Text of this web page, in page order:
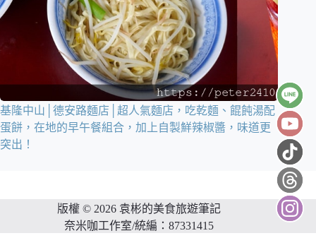
基隆中山│德安路麵店│超人氣麵店，吃乾麵、餛飩湯配
蛋餅，在地的早午餐組合，加上自製鮮辣椒醬，味道更
突出！
版權 © 2026 袁彬的美食旅遊筆記
奈米咖工作室/統編：87331415